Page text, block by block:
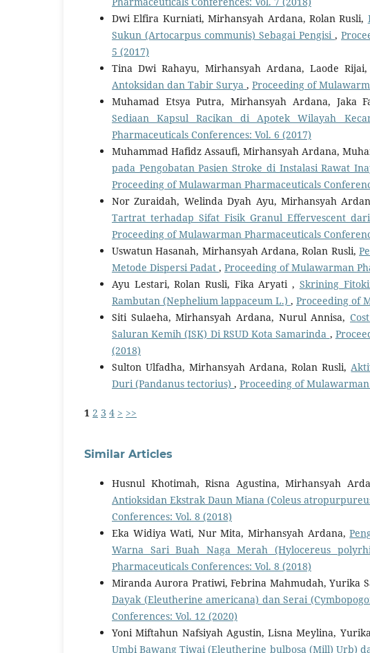
Dwi Elfira Kurniati, Mirhansyah Ardana, Rolan Rusli,
Sukun (Artocarpus communis) Sebagai Pengisi ,
5 (2017)
Tina Dwi Rahayu, Mirhansyah Ardana, Laode Rijai,
Antoksidan dan Tabir Surya , Proceeding of
Muhamad Etsya Putra, Mirhansyah Ardana, Jaka
Sediaan Kapsul Racikan di Apotek Wilayah
Pharmaceuticals Conferences: Vol. 6 (2017)
Muhammad Hafidz Assaufi, Mirhansyah Ardana,
pada Pengobatan Pasien Stroke di Instalasi Rawat
Proceeding of Mulawarman Pharmaceuticals
Nor Zuraidah, Welinda Dyah Ayu, Mirhansyah
Tartrat terhadap Sifat Fisik Granul Effervescent
Proceeding of Mulawarman Pharmaceuticals
Uswatun Hasanah, Mirhansyah Ardana, Rolan Rusli,
Metode Dispersi Padat , Proceeding of Mulawarman
Ayu Lestari, Rolan Rusli, Fika Aryati , Skrining
Rambutan (Nephelium lappaceum L.) , Proceeding of
Siti Sulaeha, Mirhansyah Ardana, Nurul Annisa,
Saluran Kemih (ISK) Di RSUD Kota Samarinda ,
(2018)
Sulton Ulfadha, Mirhansyah Ardana, Rolan Rusli,
Duri (Pandanus tectorius) , Proceeding of
1 2 3 4 > >>
Similar Articles
Husnul Khotimah, Risna Agustina, Mirhansyah
Antioksidan Ekstrak Daun Miana (Coleus
Conferences: Vol. 8 (2018)
Eka Widiya Wati, Nur Mita, Mirhansyah Ardana,
Warna Sari Buah Naga Merah (Hylocereus
Pharmaceuticals Conferences: Vol. 8 (2018)
Miranda Aurora Pratiwi, Febrina Mahmudah, Yurika
Dayak (Eleutherine americana) dan Serai
Conferences: Vol. 12 (2020)
Yoni Miftahun Nafsiyah Agustin, Lisna Meylina,
Umbi Bawang Tiwai (Eleutherine bulbosa (Mill) Urb)